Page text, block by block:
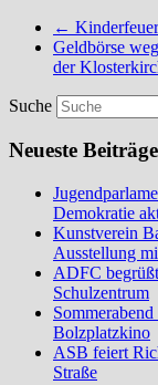
←
Geldbörse
der
Suche
Neueste Beiträge
Demokratie
Kunstverein
Ausstellung
ADFC
Schulzentrum
Bolzplatzkino
ASB feiert
Straße